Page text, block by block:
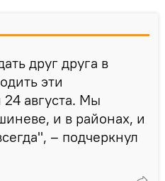
друг друга в
эти
августа. Мы
и в районах, и
– подчеркнул